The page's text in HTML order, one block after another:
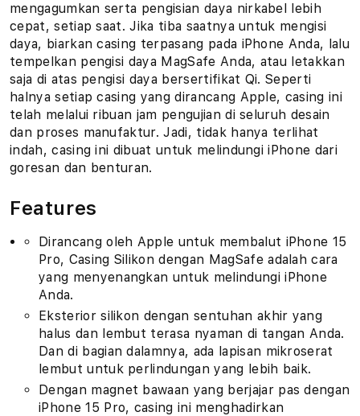
mengagumkan serta pengisian daya nirkabel lebih
cepat, setiap saat. Jika tiba saatnya untuk mengisi
daya, biarkan casing terpasang pada iPhone Anda, lalu
tempelkan pengisi daya MagSafe Anda, atau letakkan
saja di atas pengisi daya bersertifikat Qi. Seperti
halnya setiap casing yang dirancang Apple, casing ini
telah melalui ribuan jam pengujian di seluruh desain
dan proses manufaktur. Jadi, tidak hanya terlihat
indah, casing ini dibuat untuk melindungi iPhone dari
goresan dan benturan.
Features
Dirancang oleh Apple untuk membalut iPhone 15
Pro, Casing Silikon dengan MagSafe adalah cara
yang menyenangkan untuk melindungi iPhone
Anda.
Eksterior silikon dengan sentuhan akhir yang
halus dan lembut terasa nyaman di tangan Anda.
Dan di bagian dalamnya, ada lapisan mikroserat
lembut untuk perlindungan yang lebih baik.
Dengan magnet bawaan yang berjajar pas dengan
iPhone 15 Pro, casing ini menghadirkan